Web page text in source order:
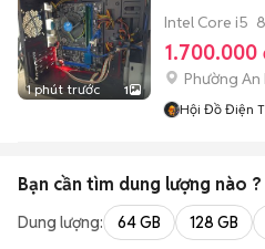
1 phút trước 1
Intel Core i5
1.700.000
Phường An
Hội Đồ Điện
Bạn cần tìm dung lượng nào ?
Dung lượng: 64 GB 128 GB